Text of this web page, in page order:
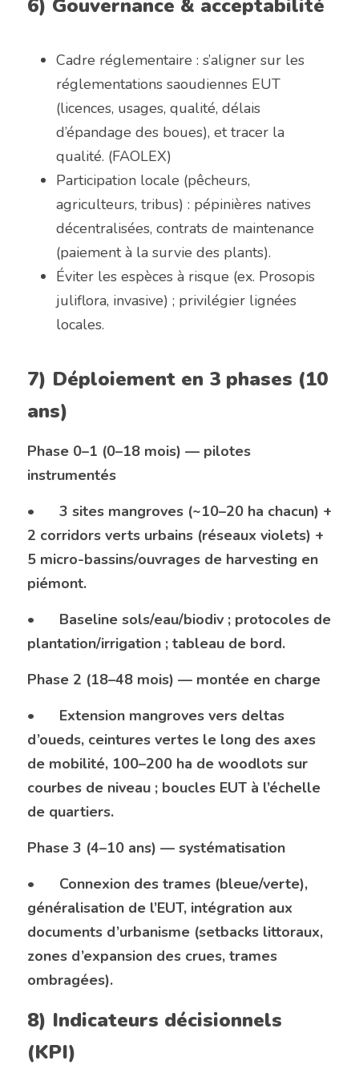
6) Gouvernance & acceptabilité
Cadre réglementaire : s’aligner sur les
réglementations saoudiennes EUT
(licences, usages, qualité, délais
d’épandage des boues), et tracer la
qualité. (FAOLEX)
Participation locale (pêcheurs,
agriculteurs, tribus) : pépinières natives
décentralisées, contrats de maintenance
(paiement à la survie des plants).
Éviter les espèces à risque (ex. Prosopis
juliflora, invasive) ; privilégier lignées
locales.
7) Déploiement en 3 phases (10
ans)
Phase 0–1 (0–18 mois) — pilotes
instrumentés
•	3 sites mangroves (~10–20 ha chacun) +
2 corridors verts urbains (réseaux violets) +
5 micro-bassins/ouvrages de harvesting en
piémont.
•	Baseline sols/eau/biodiv ; protocoles de
plantation/irrigation ; tableau de bord.
Phase 2 (18–48 mois) — montée en charge
•	Extension mangroves vers deltas
d’oueds, ceintures vertes le long des axes
de mobilité, 100–200 ha de woodlots sur
courbes de niveau ; boucles EUT à l’échelle
de quartiers.
Phase 3 (4–10 ans) — systématisation
•	Connexion des trames (bleue/verte),
généralisation de l’EUT, intégration aux
documents d’urbanisme (setbacks littoraux,
zones d’expansion des crues, trames
ombragées).
8) Indicateurs décisionnels
(KPI)